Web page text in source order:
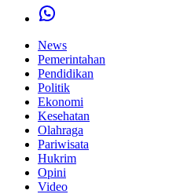
News
Pemerintahan
Pendidikan
Politik
Ekonomi
Kesehatan
Olahraga
Pariwisata
Hukrim
Opini
Video